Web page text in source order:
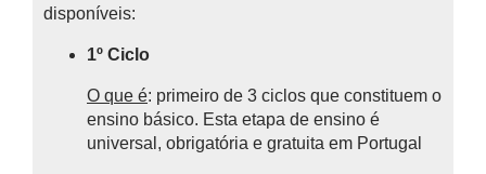
disponíveis:
1º Ciclo
O que é: primeiro de 3 ciclos que constituem o
ensino básico. Esta etapa de ensino é
universal, obrigatória e gratuita em Portugal